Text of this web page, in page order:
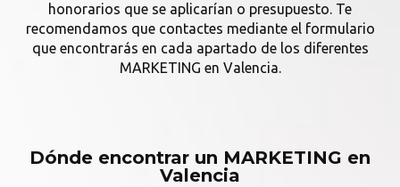
honorarios que se aplicarían o presupuesto. Te
recomendamos que contactes mediante el formulario
que encontrarás en cada apartado de los diferentes
MARKETING en Valencia.
Dónde encontrar un MARKETING en
Valencia